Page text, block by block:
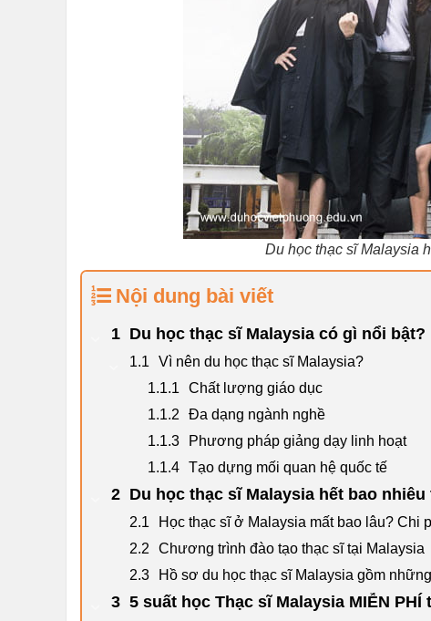
Du học thạc sĩ Malaysia
Nội dung bài viết
Du học thạc sĩ Malaysia có gì nổi bật?
Vì nên du học thạc sĩ Malaysia?
Chất lượng giáo dục
Đa dạng ngành nghề
Phương pháp giảng dạy linh hoạt
Tạo dựng mối quan hệ quốc tế
Du học thạc sĩ Malaysia hết bao nhiêu
Học thạc sĩ ở Malaysia mất bao lâu? Chi
Chương trình đào tạo thạc sĩ tại Malaysia
Hồ sơ du học thạc sĩ Malaysia gồm
5 suất học Thạc sĩ Malaysia MIỄN